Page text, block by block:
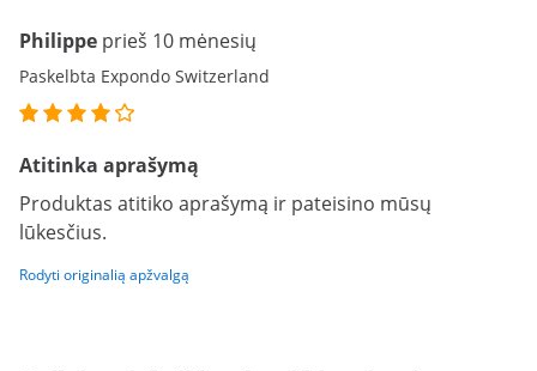
Philippe prieš 10 mėnesių
Paskelbta Expondo Switzerland
Atitinka aprašymą
Produktas atitiko aprašymą ir pateisino mūsų
lūkesčius.
Rodyti originalią apžvalgą